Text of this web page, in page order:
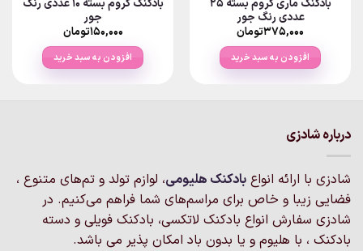
بادکنک ماری کروم بسته 25
عددی رنگ جور
۳۷۵,۰۰۰تومان
افزودن به سبد خرید
بادکنک کروم بسته 10 عددی رنگ
جور
۱۵۰,۰۰۰تومان
افزودن به سبد خرید
درباره شادزی
شادزی با ارائه انواع بادکنک‌ هلیومی، لوازم تولد و تم‌های متنوع ،
فضایی زیبا و خاص برای مراسم‌های شما فراهم می‌کنیم. در
شادزی سفارش انواع بادکنک لاتکسی، بادکنک فویلی و دسته
بادکنک ، با هلیوم و یا بدون باد امکان پذیر می باشد.